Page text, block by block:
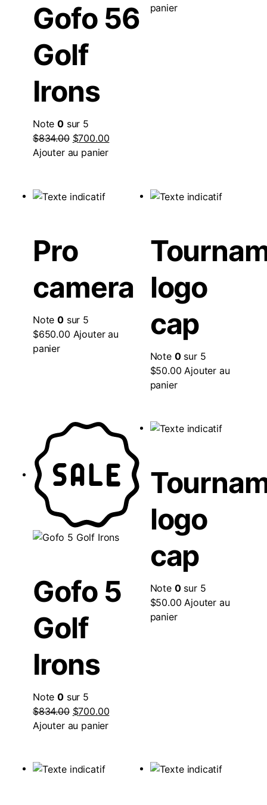
Gofo 56
Golf
Irons
Note0sur 5
$834.00 $700.00
Ajouter au panier
panier
Pro
camera
Note0sur 5
$650.00 Ajouter au
panier
logo
cap
Note 0sur 5
$50.00 Ajouter au
panier
Gofo 5
Golf
Irons
Note0sur 5
$834.00 $700.00
Ajouter au panier
logo
cap
Note 0sur 5
$50.00 Ajouter au
panier